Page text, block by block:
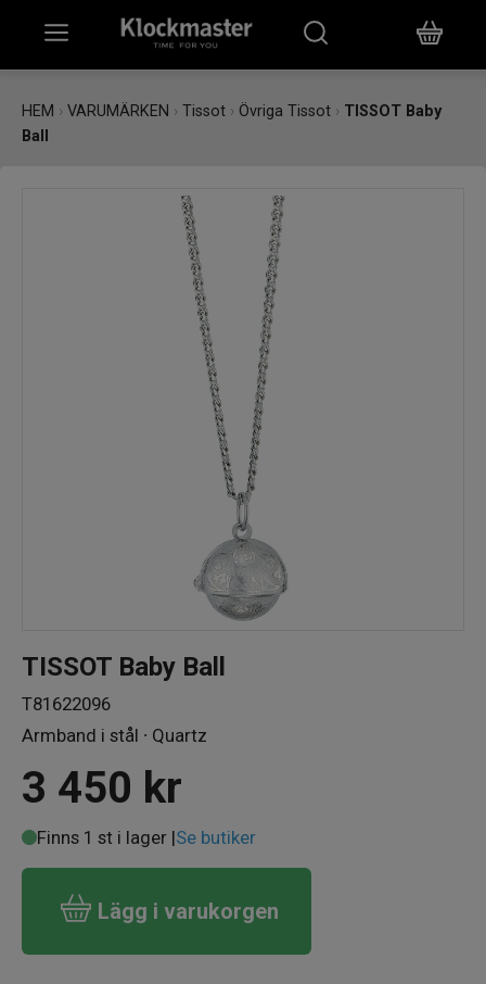
HEM › VARUMÄRKEN › Tissot › Övriga Tissot › TISSOT Baby
Ball
TISSOT Baby Ball
T81622096
Armband i stål ∙ Quartz
3 450 kr
Finns 1 st i lager |Se butiker
Lägg i varukorgen